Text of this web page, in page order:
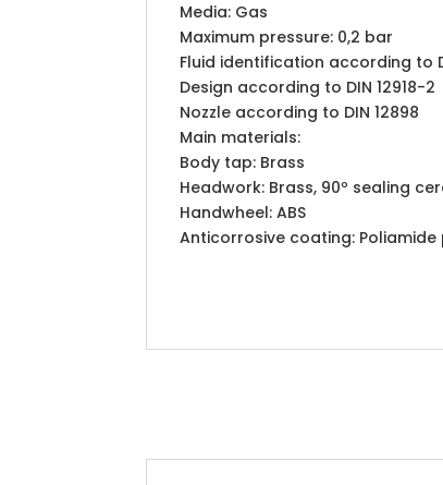
Media: Gas
Maximum pressure: 0,2 bar
Fluid identification according to
Design according to DIN 12918-2
Nozzle according to DIN 12898
Main materials:
Body tap: Brass
Headwork: Brass, 90º sealing
Handwheel: ABS
Anticorrosive coating: